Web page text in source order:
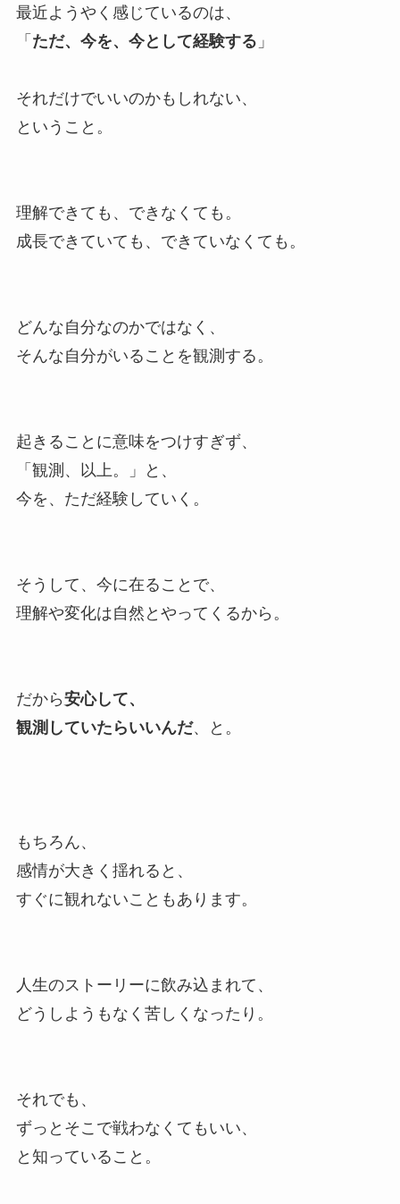
最近ようやく感じているのは、
「 ただ、今を、今として経験する 」
それだけでいいのかもしれない、
ということ。
理解できても、できなくても。
成長できていても、できていなくても。
どんな自分なのかではなく、
そんな自分がいることを観測する。
起きることに意味をつけすぎず、
「観測、以上。」と、
今を、ただ経験していく。
そうして、今に在ることで、
理解や変化は自然とやってくるから。
だから安心して、
観測していたらいいんだ、と。
もちろん、
感情が大きく揺れると、
すぐに観れないこともあります。
人生のストーリーに飲み込まれて、
どうしようもなく苦しくなったり。
それでも、
ずっとそこで戦わなくてもいい、
と知っていること。